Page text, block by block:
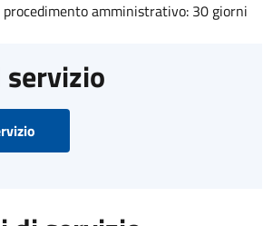
amministrativo: 30 giorni
servizio